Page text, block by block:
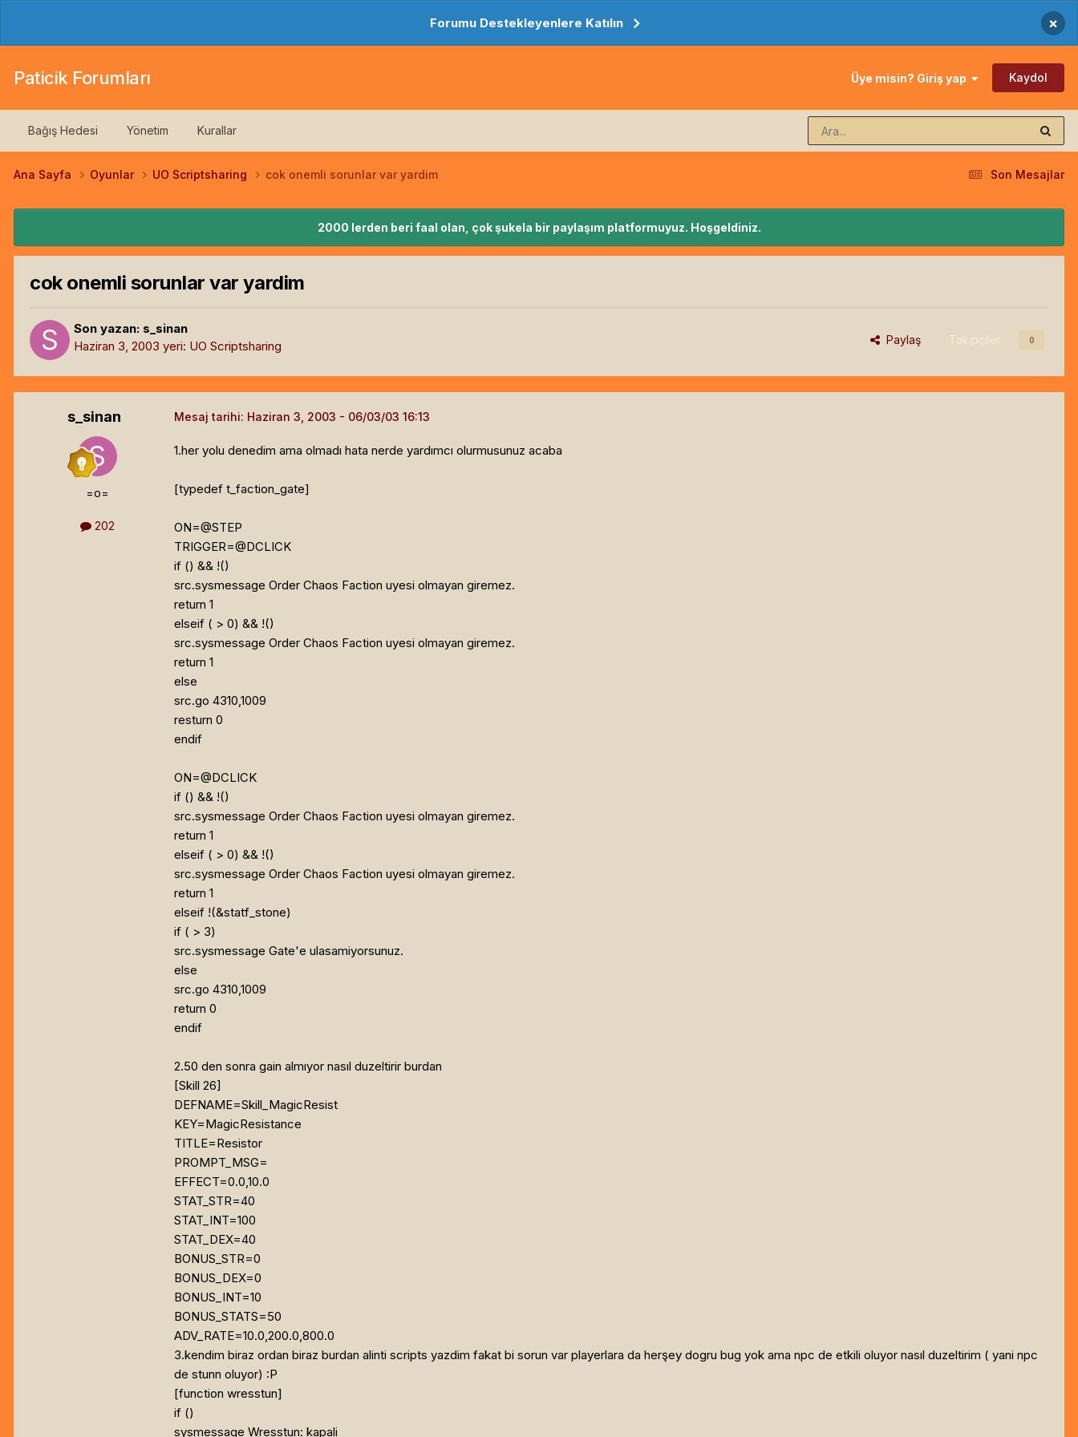
Forumu Destekleyenlere Katılın ×
Paticik Forumları Üye misin? Giriş yap Kaydol
Bağış Hedesi Yönetim Kurallar
Son Mesajlar
Ana Sayfa Oyunlar UO Scriptsharing cok onemli sorunlar var yardim
2000 lerden beri faal olan, çok şukela bir paylaşım platformuyuz. Hoşgeldiniz.
cok onemli sorunlar var yardim
Son yazan: s_sinan
Haziran 3, 2003 yeri: UO Scriptsharing Paylaş Takipçiler 0
s_sinan
=o=
202
Mesaj tarihi: Haziran 3, 2003
1.her yolu denedim ama olmadı hata nerde yardımcı olurmusunuz acaba
[typedef t_faction_gate]
ON=@STEP
TRIGGER=@DCLICK
if () && !()
src.sysmessage Order Chaos Faction uyesi olmayan giremez.
return 1
elseif ( > 0) && !()
src.sysmessage Order Chaos Faction uyesi olmayan giremez.
return 1
else
src.go 4310,1009
resturn 0
endif
ON=@DCLICK
if () && !()
src.sysmessage Order Chaos Faction uyesi olmayan giremez.
return 1
elseif ( > 0) && !()
src.sysmessage Order Chaos Faction uyesi olmayan giremez.
return 1
elseif !(&statf_stone)
if ( > 3)
src.sysmessage Gate'e ulasamiyorsunuz.
else
src.go 4310,1009
return 0
endif
2.50 den sonra gain almıyor nasıl duzeltirir burdan
[Skill 26]
DEFNAME=Skill_MagicResist
KEY=MagicResistance
TITLE=Resistor
PROMPT_MSG=
EFFECT=0.0,10.0
STAT_STR=40
STAT_INT=100
STAT_DEX=40
BONUS_STR=0
BONUS_DEX=0
BONUS_INT=10
BONUS_STATS=50
ADV_RATE=10.0,200.0,800.0
3.kendim biraz ordan biraz burdan alinti scripts yazdim fakat bi sorun var playerlara da herşey dogru bug yok ama npc de etkili oluyor nasıl duzeltirim ( yani npc
de stunn oluyor) :P
[function wresstun]
if ()
sysmessage Wresstun: kapali